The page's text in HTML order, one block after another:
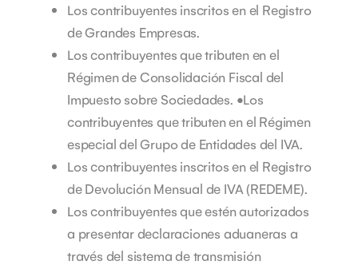
Los contribuyentes inscritos en el Registro
de Grandes Empresas.
Los contribuyentes que tributen en el
Régimen de Consolidación Fiscal del
Impuesto sobre Sociedades. •Los
contribuyentes que tributen en el Régimen
especial del Grupo de Entidades del IVA.
Los contribuyentes inscritos en el Registro
de Devolución Mensual de IVA (REDEME).
Los contribuyentes que estén autorizados
a presentar declaraciones aduaneras a
través del sistema de transmisión